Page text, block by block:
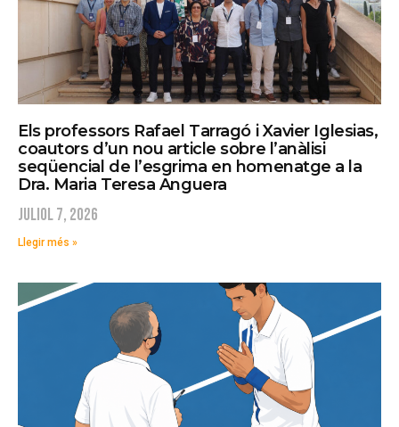
Els professors Rafael Tarragó i Xavier Iglesias,
coautors d’un nou article sobre l’anàlisi
seqüencial de l’esgrima en homenatge a la
Dra. Maria Teresa Anguera
juliol 7, 2026
Llegir més »